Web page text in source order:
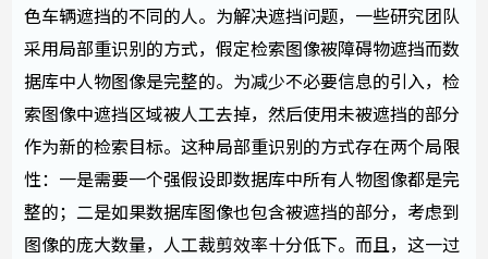
色车辆遮挡的不同的人。为解决遮挡问题，一些研究团队
采用局部重识别的方式，假定检索图像被障碍物遮挡而数
据库中人物图像是完整的。为减少不必要信息的引入，检
索图像中遮挡区域被人工去掉，然后使用未被遮挡的部分
作为新的检索目标。这种局部重识别的方式存在两个局限
性：一是需要一个强假设即数据库中所有人物图像都是完
整的；二是如果数据库图像也包含被遮挡的部分，考虑到
图像的庞大数量，人工裁剪效率十分低下。而且，这一过